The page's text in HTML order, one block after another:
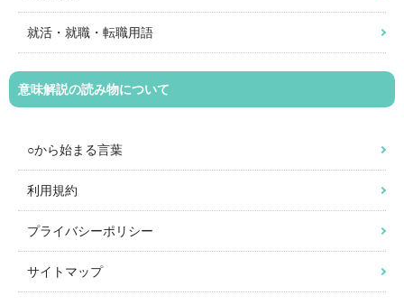
就活・就職・転職用語
意味解説の読み物について
○から始まる言葉
利用規約
プライバシーポリシー
サイトマップ